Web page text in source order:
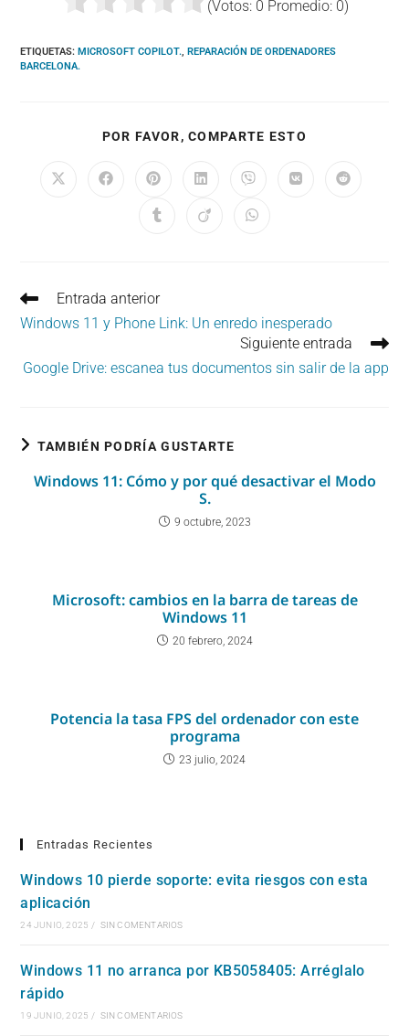
(Votos: 0 Promedio: 0)
ETIQUETAS:MICROSOFT COPILOT., REPARACIÓN DE ORDENADORES
BARCELONA.
POR FAVOR, COMPARTE ESTO
Se
Se
Se
en
una
Se
en
una
Se
en
una
Se
Se
Se
Se
Se
Leer
más
artículos
Entrada anterior
Windows 11 y Phone Link: Un enredo inesperado
Siguiente entrada
Google Drive: escanea tus documentos sin salir de la app
TAMBIÉN PODRÍA GUSTARTE
Windows 11: Cómo y por qué desactivar el Modo
S.
9 octubre, 2023
Microsoft: cambios en la barra de tareas de
Windows 11
20 febrero, 2024
Potencia la tasa FPS del ordenador con este
programa
23 julio, 2024
Entradas Recientes
Windows 10 pierde soporte: evita riesgos con esta
aplicación
24 JUNIO, 2025 / SIN COMENTARIOS
Windows 11 no arranca por KB5058405: Arréglalo
rápido
19 JUNIO, 2025 / SIN COMENTARIOS